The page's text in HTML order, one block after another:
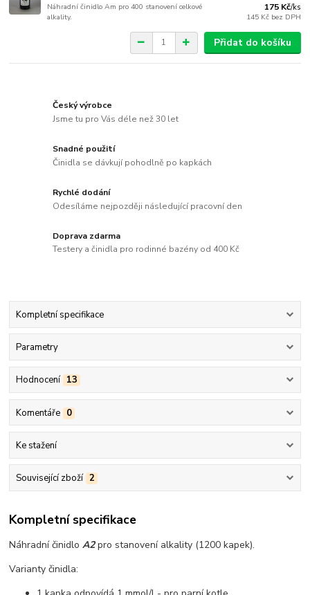
Náhradní činidlo Am pro 400 stanovení celkové
alkality.
175 Kč/ks
145 Kč bez DPH
Přidat do košíku
Český výrobce
Jsme tu pro Vás déle než 30 let
Snadné použití
Činidla se dávkují pohodlně po kapkách
Rychlé dodání
Odesíláme nejpozději následující pracovní den
Doprava zdarma
Testery a činidla pro rodinné bazény od 400 Kč
Kompletní specifikace
Parametry
Hodnocení 13
Komentáře 0
Ke stažení
Související zboží 2
Kompletní specifikace
Náhradní činidloA2pro stanovení alkality (1200 kapek).
Varianty činidla: